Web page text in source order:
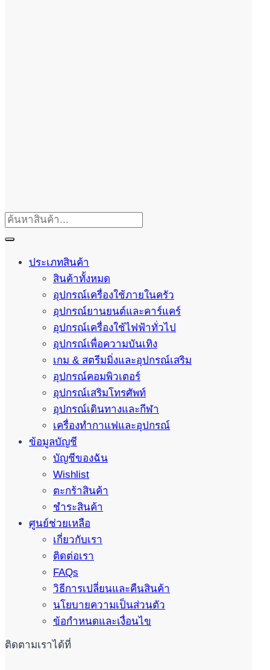
ประเภทสินค้า
สินค้าทั้งหมด
อุปกรณ์เครื่องใช้ภายในครัว
อุปกรณ์ยานยนต์และคาร์แคร์
อุปกรณ์เครื่องใช้ไฟฟ้าทั่วไป
อุปกรณ์เพื่อความบันเทิง
เกม & สตรีมมิ่งและอุปกรณ์เสริม
อุปกรณ์คอมพิวเตอร์
อุปกรณ์เสริมโทรศัพท์
อุปกรณ์เดินทางและกีฬา
เครื่องทำกาแฟและอุปกรณ์
ข้อมูลบัญชี
บัญชีของฉัน
Wishlist
ตะกร้าสินค้า
ชำระสินค้า
ศูนย์ช่วยเหลือ
เกี่ยวกับเรา
ติดต่อเรา
FAQs
วิธีการเปลี่ยนและคืนสินค้า
นโยบายความเป็นส่วนตัว
ข้อกำหนดและเงื่อนไข
ติดตามเราได้ที่